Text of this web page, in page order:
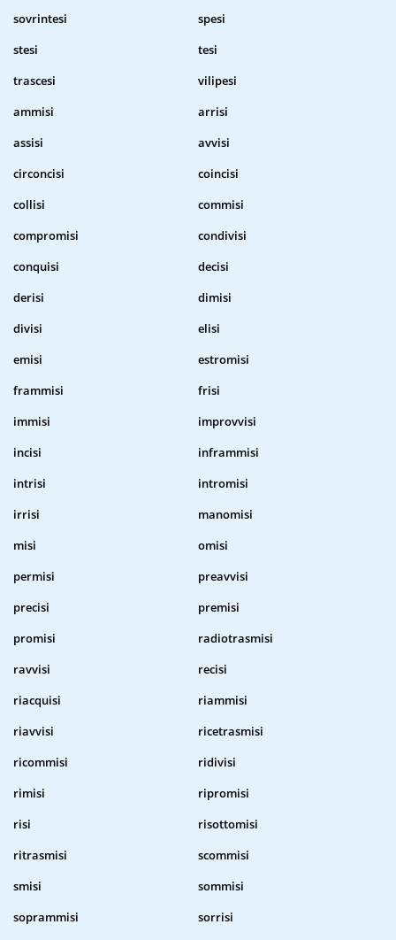
sovrintesi
spesi
stesi
tesi
trascesi
vilipesi
ammisi
arrisi
assisi
avvisi
circoncisi
coincisi
collisi
commisi
compromisi
condivisi
conquisi
decisi
derisi
dimisi
divisi
elisi
emisi
estromisi
frammisi
frisi
immisi
improvvisi
incisi
inframmisi
intrisi
intromisi
irrisi
manomisi
misi
omisi
permisi
preavvisi
precisi
premisi
promisi
radiotrasmisi
ravvisi
recisi
riacquisi
riammisi
riavvisi
ricetrasmisi
ricommisi
ridivisi
rimisi
ripromisi
risi
risottomisi
ritrasmisi
scommisi
smisi
sommisi
soprammisi
sorrisi